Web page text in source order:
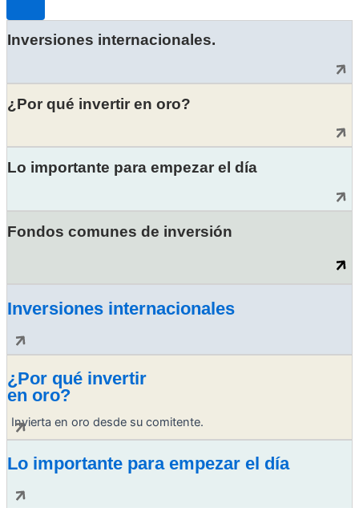
Inversiones internacionales.
¿Por qué invertir en oro?
Lo importante para empezar el día
Fondos comunes de inversión
Inversiones internacionales
¿Por qué invertir
en oro?
Invierta en oro desde su comitente.
Lo importante para empezar el día